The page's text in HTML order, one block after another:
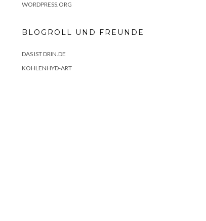
WORDPRESS.ORG
BLOGROLL UND FREUNDE
DAS IST DRIN.DE
KOHLENHYD-ART